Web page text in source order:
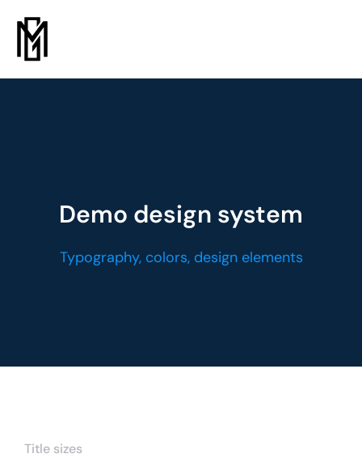
Demo design system
Typography, colors, design elements
Title sizes